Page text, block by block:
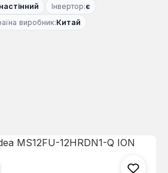
настінний Інвертор:є
виробник:Китай
зображень